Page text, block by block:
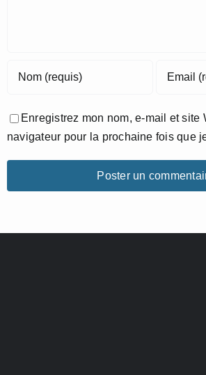
Enregistrez mon nom, e-mail et site
navigateur pour la prochaine fois que